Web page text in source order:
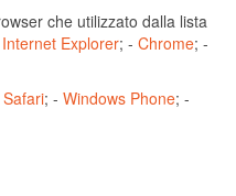
che utilizzato dalla lista
Internet Explorer; - Chrome; -
Safari; - Windows Phone; -